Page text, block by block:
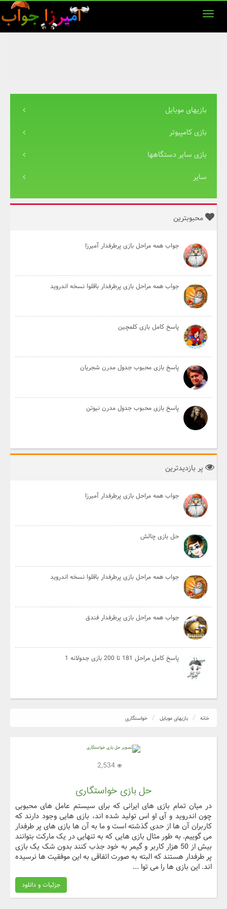
بازیهای موبایل
بازی کامپیوتر
بازی سایر دستگاهها
سایر
محبوبترین
جواب همه مراحل بازی پرطرفدار آمیرزا
جواب همه مراحل بازی پرطرفدار باقلوا نسخه اندروید
پاسخ کامل بازی کلمچین
پاسخ بازی محبوب جدول مدرن شجریان
پاسخ بازی محبوب جدول مدرن نیوتن
پر بازدیدترین
جواب همه مراحل بازی پرطرفدار آمیرزا
حل بازی چالش
جواب همه مراحل بازی پرطرفدار باقلوا نسخه اندروید
جواب همه مراحل بازی پرطرفدار فندق
پاسخ کامل مراحل 181 تا 200 بازی جدولانه 1
خانه بازیهای موبایل خواستگاری
حل بازی خواستگاری
در میان تمام بازی های ایرانی که برای سیستم عامل های محبوبی
چون اندروید و آی او اس تولید شده اند، بازی هایی وجود دارند که
کاربران آن ها از حدی گذشته است و ما به آن ها بازی های پر طرفدار
می گوییم. به طور مثال بازی هایی که به تنهایی در یک مارکت بتوانند
بیش از 50 هزار کاربر و گیمر به خود جذب کنند بدون شک یک بازی
پر طرفدار هستند که البته به صورت اتفاقی به این موفقیت ها نرسیده
اند. این بازی ها را می توا ...
جزئیات و دانلود